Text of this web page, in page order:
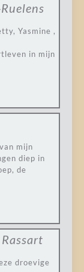
Yasmine ,
in mijn
mijn
diep in
de
droevige